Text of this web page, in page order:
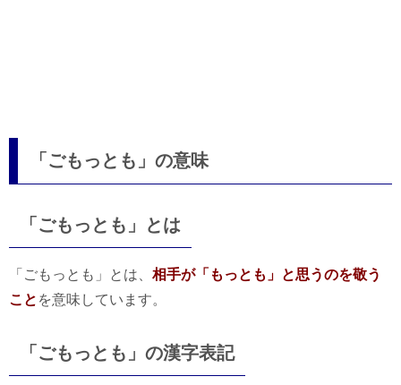
「ごもっとも」の意味
「ごもっとも」とは
「ごもっとも」とは、 相手が「もっとも」と思うのを敬う
こと を意味しています。
「ごもっとも」の漢字表記